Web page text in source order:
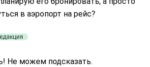
в аэропорт на рейс?
Не можем подсказать.